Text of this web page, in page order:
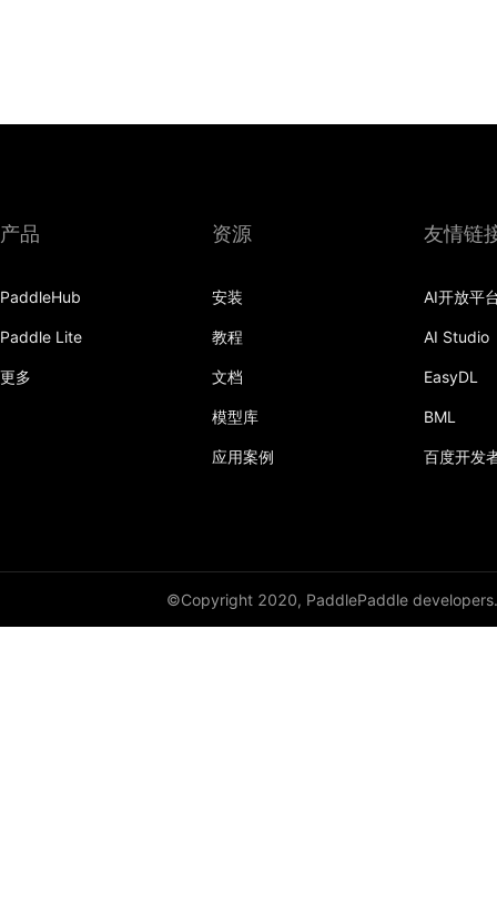
产品
PaddleHub
Paddle Lite
更多
资源
安装
教程
文档
模型库
应用案例
友情链
AI开放平
AI Studio
EasyDL
BML
百度开发
©Copyright 2020, PaddlePaddle developers.